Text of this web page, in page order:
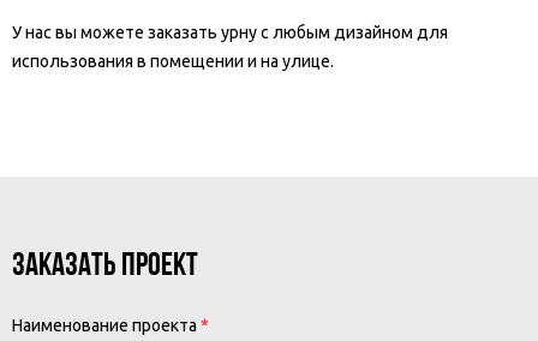
У нас вы можете заказать урну с любым дизайном для
использования в помещении и на улице.
ЗАКАЗАТЬ ПРОЕКТ
Наименование проекта